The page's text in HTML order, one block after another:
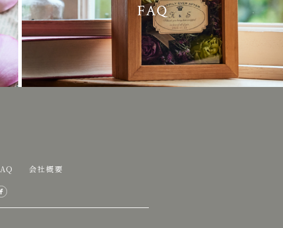
FAQ
会社概要